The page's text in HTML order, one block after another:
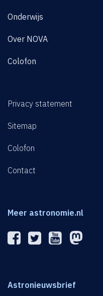
Onderwijs
Over NOVA
Colofon
Privacy statement
Sitemap
Colofon
Contact
Meer astronomie.nl
Astronieuwsbrief